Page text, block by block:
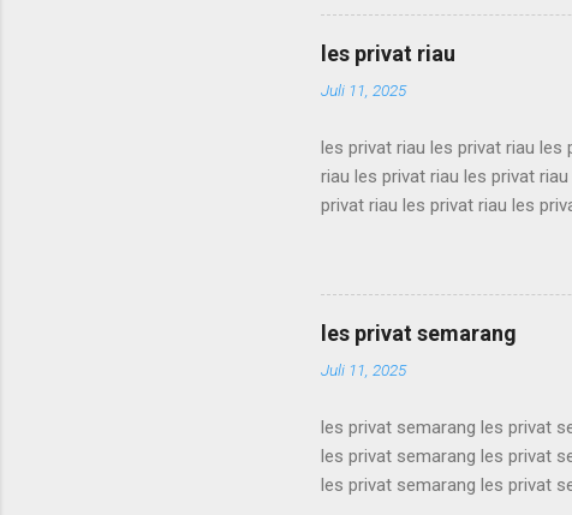
privat sukabumi les privat
privat sukabumi les privat
privat sukabumi les privat
les privat riau
Juli 11, 2025
les privat riau les privat riau les
riau les privat riau les privat
privat riau les privat riau les
riau les privat riau les privat
privat riau les privat riau les
les privat riau les privat riau les
les privat semarang
Juli 11, 2025
les privat semarang les privat
les privat semarang les privat
les privat semarang les privat